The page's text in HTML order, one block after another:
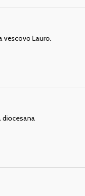
vescovo Lauro.
diocesana